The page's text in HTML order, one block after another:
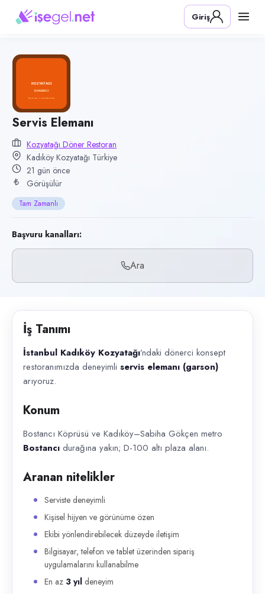
Pozisyon
Servis Elemanı
Kozyatağı Döner Restoran
Kategori
Yiyecek & İçecek (Restoran/Cafe)
Konum
Kozyatağı, Kadıköy, İstanbul
Çalışma şekli
Tam Zamanlı · Ofis
Yayın tarihi
17 Temmuz 2026
Son geçerlilik
15 Ekim 2026
İlan açıklaması
İstanbul Kadıköy Kozyatağı ’ndaki dönerci konsept restoranımızda
Giriş
Servis Elemanı
Kozyatağı Döner Restoran
Kadıköy Kozyatağı Türkiye
21 gün önce
Görüşülür
Tam Zamanlı
Başvuru kanalları:
Ara
İş Tanımı
İstanbul Kadıköy Kozyatağı’ndaki dönerci konsept
restoranımızda deneyimli servis elemanı (garson)
arıyoruz.
Konum
Bostancı Köprüsü ve Kadıköy–Sabiha Gökçen metro
Bostancı durağına yakın; D-100 altı plaza alanı.
Aranan nitelikler
Serviste deneyimli
Kişisel hijyen ve görünüme özen
Ekibi yönlendirebilecek düzeyde iletişim
Bilgisayar, telefon ve tablet üzerinden sipariş
uygulamalarını kullanabilme
En az 3 yıl deneyim